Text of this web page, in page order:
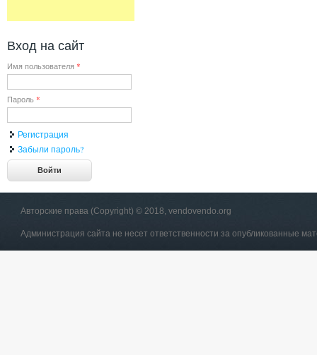
Вход на сайт
Имя пользователя *
Пароль *
Регистрация
Забыли пароль?
Авторские права (Copyright) © 2018, vendovendo.org
Администрация сайта не несет ответственности за опубликованные